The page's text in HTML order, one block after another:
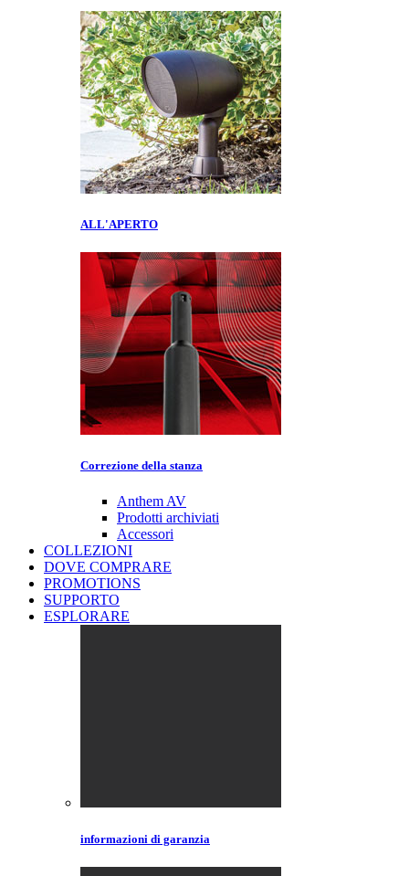
ALL'APERTO
Correzione della stanza
Anthem AV
Prodotti archiviati
Accessori
COLLEZIONI
DOVE COMPRARE
PROMOTIONS
SUPPORTO
ESPLORARE
informazioni di garanzia